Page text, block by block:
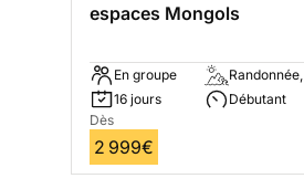
espaces Mongols
En groupe
16 jours
Débutant
Dès
2 999€